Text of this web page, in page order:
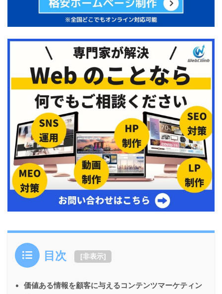
目次 [非表示]
価値ある情報を顧客に与えるコンテンツマーケティン